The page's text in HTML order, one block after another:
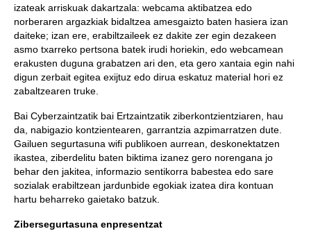
izateak arriskuak dakartzala: webcama aktibatzea edo
norberaren argazkiak bidaltzea amesgaizto baten hasiera izan
daiteke; izan ere, erabiltzaileek ez dakite zer egin dezakeen
asmo txarreko pertsona batek irudi horiekin, edo webcamean
erakusten duguna grabatzen ari den, eta gero xantaia egin nahi
digun zerbait egitea exijtuz edo dirua eskatuz material hori ez
zabaltzearen truke.
Bai Cyberzaintzatik bai Ertzaintzatik ziberkontzientziaren, hau
da, nabigazio kontzientearen, garrantzia azpimarratzen dute.
Gailuen segurtasuna wifi publikoen aurrean, deskonektatzen
ikastea, ziberdelitu baten biktima izanez gero norengana jo
behar den jakitea, informazio sentikorra babestea edo sare
sozialak erabiltzean jardunbide egokiak izatea dira kontuan
hartu beharreko gaietako batzuk.
Zibersegurtasuna enpresentzat